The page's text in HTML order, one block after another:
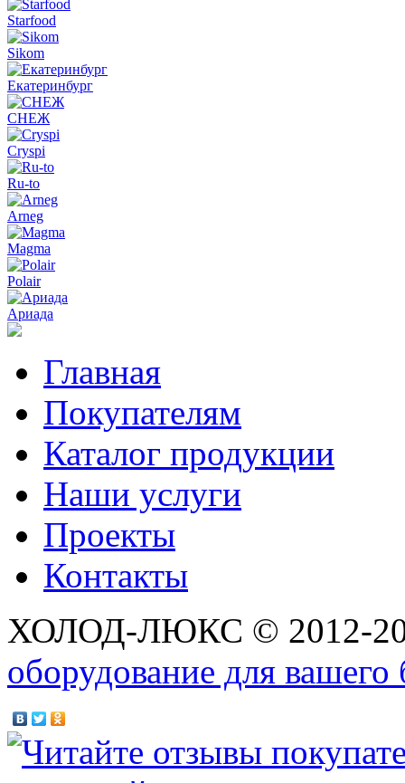
Starfood
Sikom
Екатеринбург
СНЕЖ
Cryspi
Ru-to
Arneg
Magma
Polair
Ариада
Главная
Покупателям
Каталог продукции
Наши услуги
Проекты
Контакты
ХОЛОД-ЛЮКС © 2012-
оборудование для вашего